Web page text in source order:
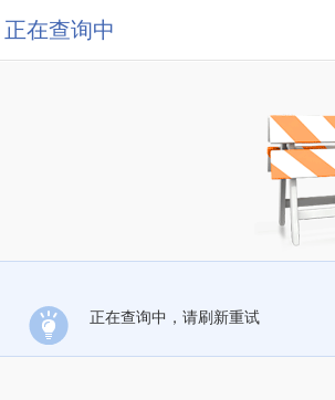
正在查询中
正在查询中，请刷新重试